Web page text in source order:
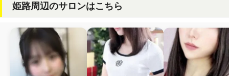
姫路周辺のサロンはこちら